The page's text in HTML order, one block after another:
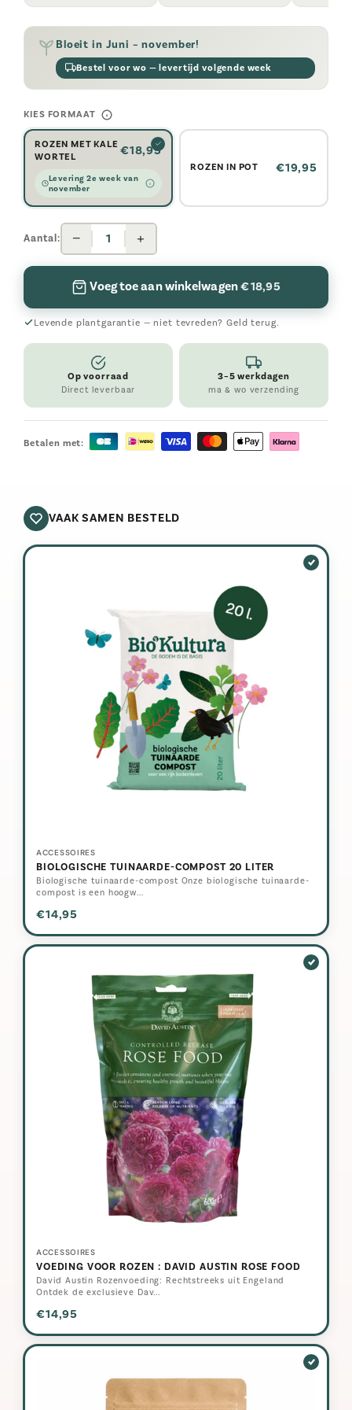
Bloeit in Juni – november!
Bestel voor wo — levertijd volgende week
KIES FORMAAT
ROZEN MET KALE
WORTEL
€18,95
Levering 2e week van
november
ROZEN IN POT €19,95
Aantal: − 1 +
Voeg toe aan winkelwagen€ 18,95
Levende plantgarantie — niet tevreden? Geld terug.
Op voorraad
Direct leverbaar
3–5 werkdagen
ma & wo verzending
Betalen met:
VAAK SAMEN BESTELD
ACCESSOIRES
BIOLOGISCHE TUINAARDE-COMPOST 20 LITER
Biologische tuinaarde-compost Onze biologische tuinaarde-
compost is een hoogw...
€14,95
ACCESSOIRES
VOEDING VOOR ROZEN : DAVID AUSTIN ROSE FOOD
David Austin Rozenvoeding: Rechtstreeks uit Engeland
Ontdek de exclusieve Dav...
€14,95